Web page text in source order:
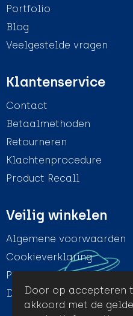
Portfolio
Blog
Veelgestelde vragen
Klantenservice
Contact
Betaalmethoden
Retourneren
Klachtenprocedure
Product Recall
Veilig winkelen
Algemene voorwaarden
Cookieverklaring
Privacyverklaring
Disclaimer
Door op accepteren
akkoord met de